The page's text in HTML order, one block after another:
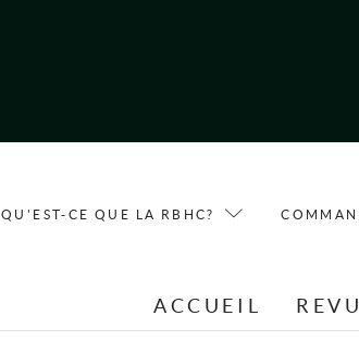
QU'EST-CE QUE LA RBHC?
ACCUEIL